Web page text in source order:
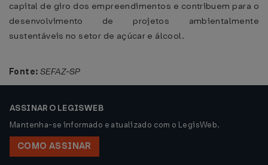
capital de giro dos empreendimentos e contribuem para o
desenvolvimento de projetos ambientalmente
sustentáveis no setor de açúcar e álcool.
Fonte: SEFAZ-SP
ASSINAR O LEGISWEB
Mantenha-se informado e atualizado com o LegisWeb.
COMO ASSINAR